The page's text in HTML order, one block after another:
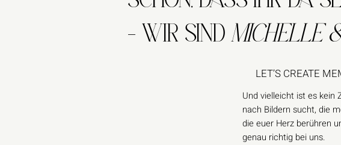
– WIR SINDMICHELLE
LET’S CREATE
Und vielleicht ist es kein
nach Bildern sucht, die
die euer Herz berühren
genau richtig bei uns.